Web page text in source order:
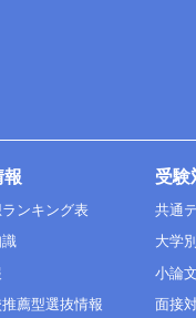
報
ンキング表
薦型選抜情報
受験
共通
大学
小論
面接